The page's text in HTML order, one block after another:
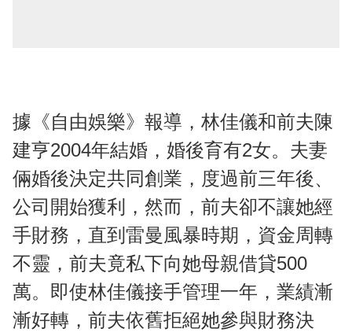
據《自由娛樂》報導，林佳儀和前夫陳
建亨2004年結婚，婚後育有2女。夫妻
倆婚後決定共同創業，度過前三年後、
公司開始獲利，然而，前夫卻不讓她經
手財務，直到雷曼風暴時期，資金周轉
不靈，前夫竟私下向她母親借貸500
萬。即使林佳儀接手管理一年，業績漸
漸好轉，前夫依舊拒絕她參與財務決